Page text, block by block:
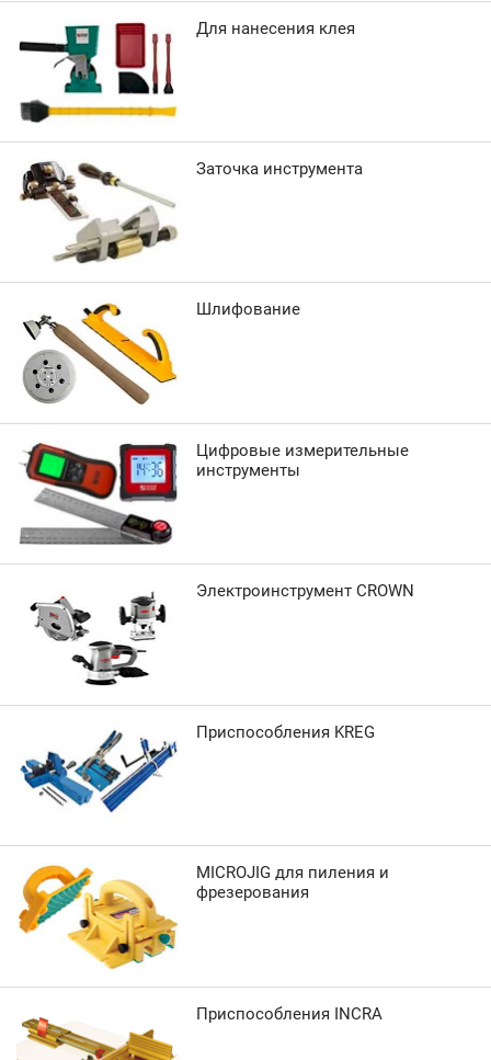
Для нанесения клея
Заточка инструмента
Шлифование
Цифровые измерительные
инструменты
Электроинструмент CROWN
Приспособления KREG
MICROJIG для пиления и
фрезерования
Приспособления INCRA